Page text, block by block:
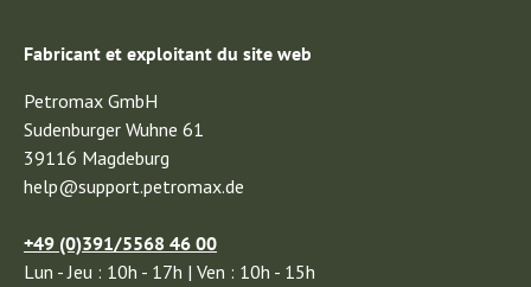
Fabricant et exploitant du site web
Petromax GmbH
Sudenburger Wuhne 61
39116 Magdeburg
help@support.petromax.de
+49 (0)391/5568 46 00
Lun - Jeu : 10h - 17h | Ven : 10h - 15h